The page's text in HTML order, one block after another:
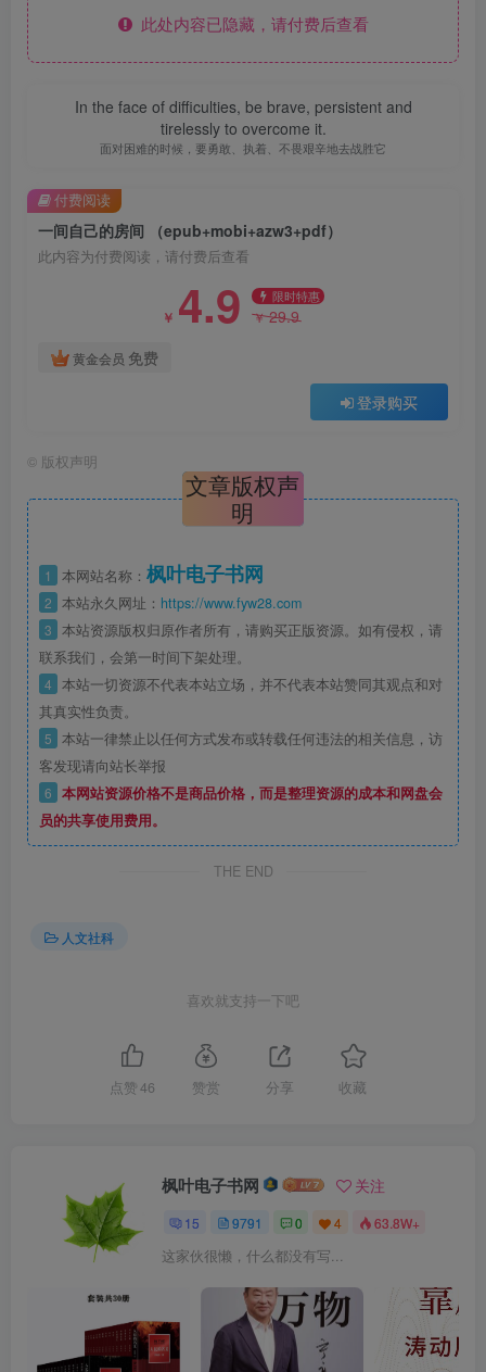
此处内容已隐藏，请付费后查看
In the face of difficulties, be brave, persistent and
tirelessly to overcome it.
面对困难的时候，要勇敢、执着、不畏艰辛地去战胜它
一间自己的房间 （epub+mobi+azw3+pdf）
此内容为付费阅读，请付费后查看
￥ 4.9 限时特惠
￥29.9
黄金会员 免费
登录购买
付费阅读
© 版权声明
文章版权声
明
1 本网站名称： 枫叶电子书网
2 本站永久网址： https://www.fyw28.com
3 本站资源版权归原作者所有，请购买正版资源。如有侵权，请
联系我们，会第一时间下架处理。
4 本站一切资源不代表本站立场，并不代表本站赞同其观点和对
其真实性负责。
5 本站一律禁止以任何方式发布或转载任何违法的相关信息，访
客发现请向站长举报
6 本网站资源价格不是商品价格，而是整理资源的成本和网盘会
员的共享使用费用。
THE END
人文社科
喜欢就支持一下吧
点赞 46 赞赏 分享 收藏
枫叶电子书网 关注
15 9791 0 4 63.8W+
这家伙很懒，什么都没有写...